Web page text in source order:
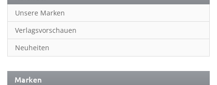
Unsere Marken
Verlagsvorschauen
Neuheiten
Marken